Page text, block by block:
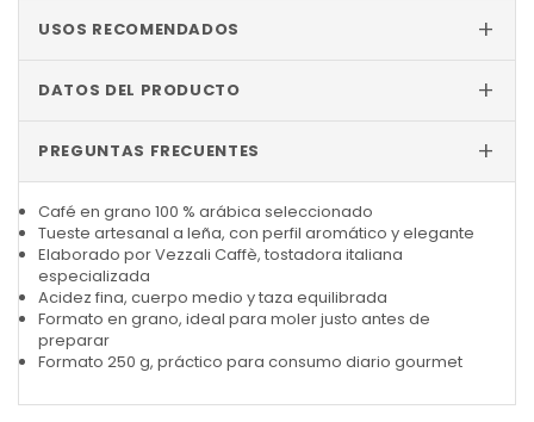
Café en grano 100 % arábica seleccionado
Tueste artesanal a leña, con perfil aromático y elegante
Elaborado por Vezzali Caffè, tostadora italiana
especializada
Acidez fina, cuerpo medio y taza equilibrada
Formato en grano, ideal para moler justo antes de
preparar
Formato 250 g, práctico para consumo diario gourmet
USOS RECOMENDADOS +
DATOS DEL PRODUCTO +
PREGUNTAS FRECUENTES +